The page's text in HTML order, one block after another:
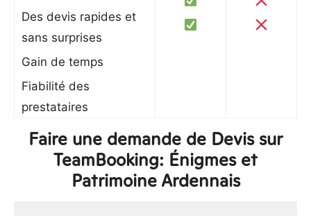
Des devis rapides et
sans surprises
Gain de temps
Fiabilité des
prestataires
Faire une demande de Devis sur
TeamBooking: Énigmes et
Patrimoine Ardennais